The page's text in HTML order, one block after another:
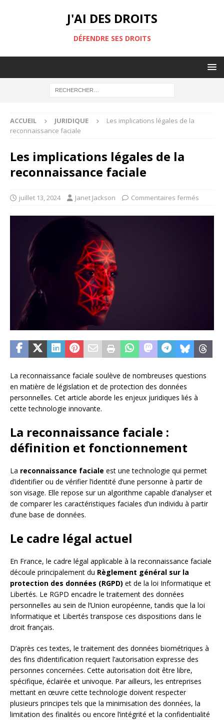
J'AI DES DROITS
DÉFENDRE SES DROITS
ACCUEIL JURIDIQUE
Les implications légales de la
reconnaissance faciale
Les implications légales de la
reconnaissance faciale
juillet 13, 2024 Janet Jackson Commentaires fermés
La reconnaissance faciale soulève de nombreuses questions
en matière de législation et de protection des données
personnelles. Cet article aborde les enjeux juridiques liés à
cette technologie innovante.
La reconnaissance faciale :
définition et fonctionnement
La reconnaissance faciale est une technologie qui permet
d’identifier ou de vérifier l’identité d’une personne à partir de
son visage. Elle repose sur un algorithme capable d’analyser et
de comparer les caractéristiques faciales d’un individu à partir
d’une base de données.
Le cadre légal actuel
En France, le cadre légal applicable à la reconnaissance faciale
découle principalement du Règlement général sur la
protection des données (RGPD) et de la loi Informatique et
Libertés. Le RGPD encadre le traitement des données
personnelles au sein de l’Union européenne, tandis que la loi
Informatique et Libertés transpose ces dispositions dans le
droit français.
D’après ces textes, le traitement des données biométriques à
des fins d’identification requiert l’autorisation expresse des
personnes concernées. Cette autorisation doit être libre,
spécifique, éclairée et univoque. Par ailleurs, les entreprises
mettant en œuvre cette technologie doivent respecter
plusieurs principes tels que la minimisation des données, la
limitation des finalités ou encore l’intégrité et la confidentialité